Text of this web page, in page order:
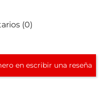
(0)
en escribir una reseña